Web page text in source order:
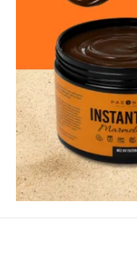
GLUTAMATE
ALUMINUM
●HYDROXYETHYL
/ FRAGRANCE
CINNAMAL
●SORBITAN
Pakovanje:30ml